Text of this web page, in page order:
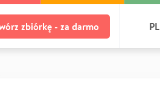
zbiórkę - za darmo PL